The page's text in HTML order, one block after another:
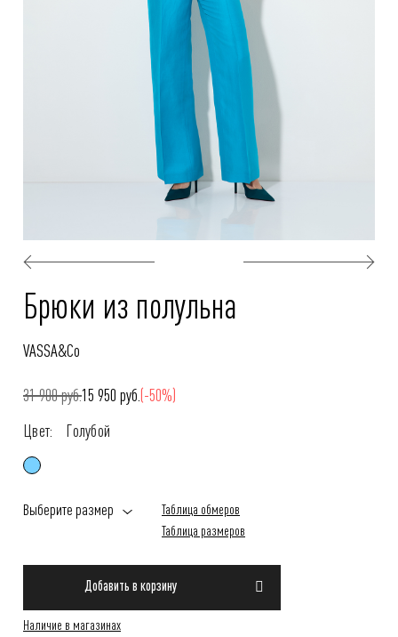
Брюки из полульна
VASSA&Co
31 900 руб.15 950 руб.(-50%)
Цвет:
Голубой
Выберите размер
Таблица обмеров
Таблица размеров
Добавить в корзину
Наличие в магазинах